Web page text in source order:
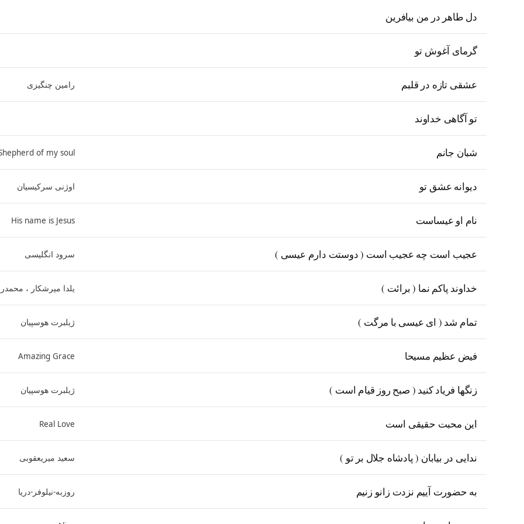
دل طاهر در من بیافرین
گرمای آغوش تو
عشقی تازه در قلبم رامین چنگیزی
تو آگاهی خداوند
شبان جانم of my soul
دیوانه عشق تو اوژنی سرکیسیان
نام او عیساست His name is Jesus
عجیب است چه عجیب است ( دوستت دارم عیسی ) سرود انگلیسی
خداوند پاکم نما ( برائت ) یلدا میرشکار ،
تمام شد ( ای عیسی با مرگت ) ژیلبرت هوسپیان
فیض عظیم مسیحا Amazing Grace
زنگها فریاد کنید ( صبح روز قیام است ) ژیلبرت هوسپیان
این محبت حقیقی است Real Love
ندایی در بیابان ( پادشاه جلال بر تو ) سعید میریعقوبی
به حضورت آییم نزدت زانو زنیم روزبه-نیلوفر-دریا